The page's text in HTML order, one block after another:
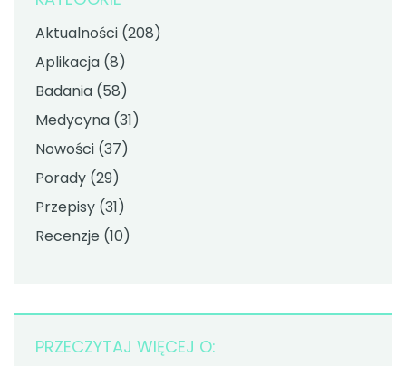
Aktualności (208)
Aplikacja (8)
Badania (58)
Medycyna (31)
Nowości (37)
Porady (29)
Przepisy (31)
Recenzje (10)
PRZECZYTAJ WIĘCEJ O: